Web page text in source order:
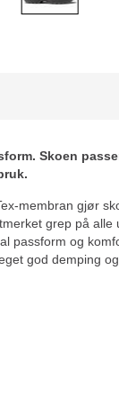
Skoen
membran gjør
grep på alle
passform og
god demping og